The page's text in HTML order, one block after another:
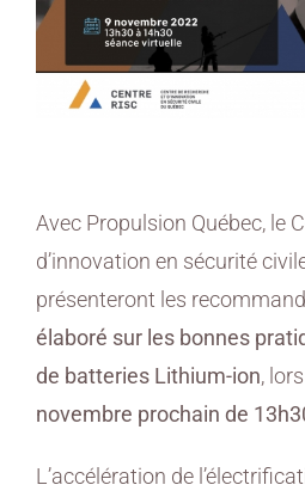
Avec Propulsion Québec, le
d’innovation en sécurité
présenteront les
élaboré sur les bonnes
de batteries Lithium-ion,
novembre prochain de
L’accélération de